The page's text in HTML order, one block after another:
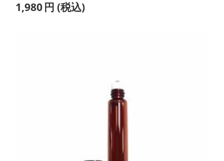
1,980円 (税込)